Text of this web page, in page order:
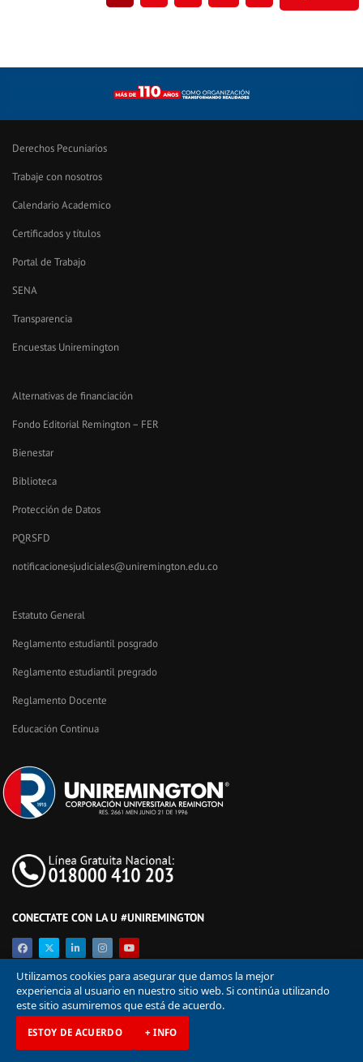
Derechos Pecuniarios
Trabaje con nosotros
Calendario Academico
Certificados y títulos
Portal de Trabajo
SENA
Transparencia
Encuestas Uniremington
Alternativas de financiación
Fondo Editorial Remington – FER
Bienestar
Biblioteca
Protección de Datos
PQRSFD
notificacionesjudiciales@uniremington.edu.co
Estatuto General
Reglamento estudiantil posgrado
Reglamento estudiantil pregrado
Reglamento Docente
Educación Continua
CONECTATE CON LA U #UNIREMINGTON
© Corporación Universitaria Remington 2026
Utilizamos cookies para asegurar que damos la mejor
experiencia al usuario en nuestro sitio web. Si continúa utilizando
este sitio asumiremos que está de acuerdo.
ESTOY DE ACUERDO + INFO